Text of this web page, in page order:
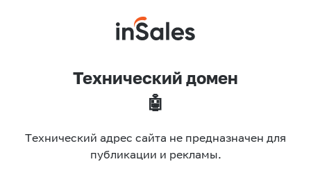
Технический домен
🤖
Технический адрес сайта не предназначен для
публикации и рекламы.